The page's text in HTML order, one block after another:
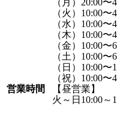
営業時間
（火）10:00〜
（水）10:00〜
（木）10:00〜
（金）10:00〜
（土）10:00〜
（日）10:00〜
（祝）10:00〜
【昼営業】
火～日10:00～